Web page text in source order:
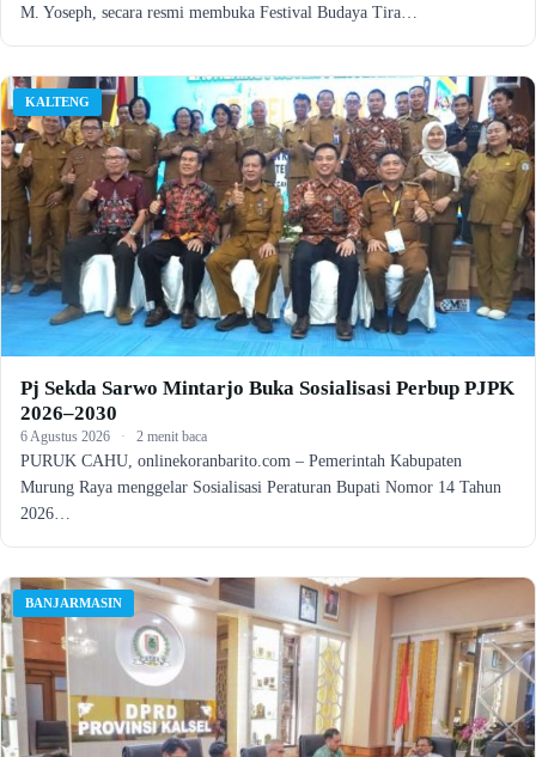
M. Yoseph, secara resmi membuka Festival Budaya Tira…
KALTENG
Pj Sekda Sarwo Mintarjo Buka Sosialisasi Perbup PJPK
2026–2030
6 Agustus 2026 · 2 menit baca
PURUK CAHU, onlinekoranbarito.com – Pemerintah Kabupaten
Murung Raya menggelar Sosialisasi Peraturan Bupati Nomor 14 Tahun
2026…
BANJARMASIN